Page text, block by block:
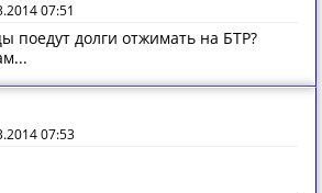
07:51
поедут долги отжимать на БТР?
07:53